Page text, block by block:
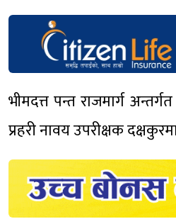
भीमदत्त पन्त राजमार्ग
प्रहरी नावय उपरीक्षक